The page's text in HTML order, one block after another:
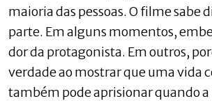
maioria das pessoas. O filme sabe
parte. Em alguns momentos,
dor da protagonista. Em outros,
verdade ao mostrar que uma vida
também pode aprisionar quando a